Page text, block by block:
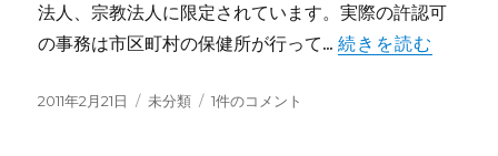
法人、宗教法人に限定されています。実際の許認可
の事務は市区町村の保健所が行って...続きを読む
投
2011年2月21日
カ
未分類
事
1件のコメント